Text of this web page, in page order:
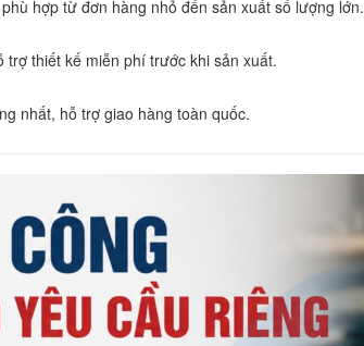
hợp từ đơn hàng nhỏ đến sản xuất số lượng lớn.
trợ thiết kế miễn phí trước khi sản xuất.
nhất, hỗ trợ giao hàng toàn quốc.